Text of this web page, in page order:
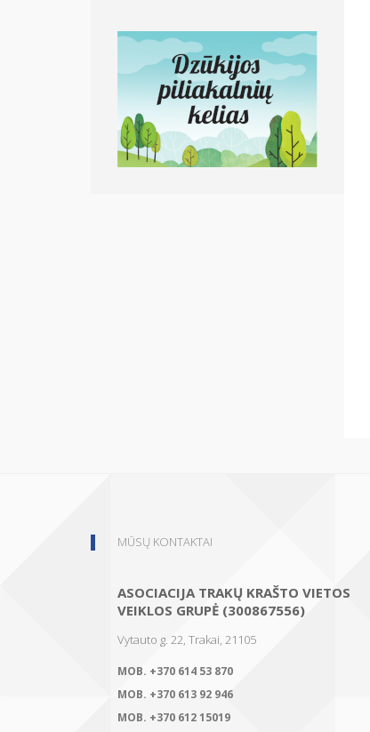
MŪSŲ KONTAKTAI
ASOCIACIJA TRAKŲ KRAŠTO VIETOS
VEIKLOS GRUPĖ (300867556)
Vytauto g. 22, Trakai, 21105
MOB. +370 614 53 870
MOB. +370 613 92 946
MOB. +370 612 15019